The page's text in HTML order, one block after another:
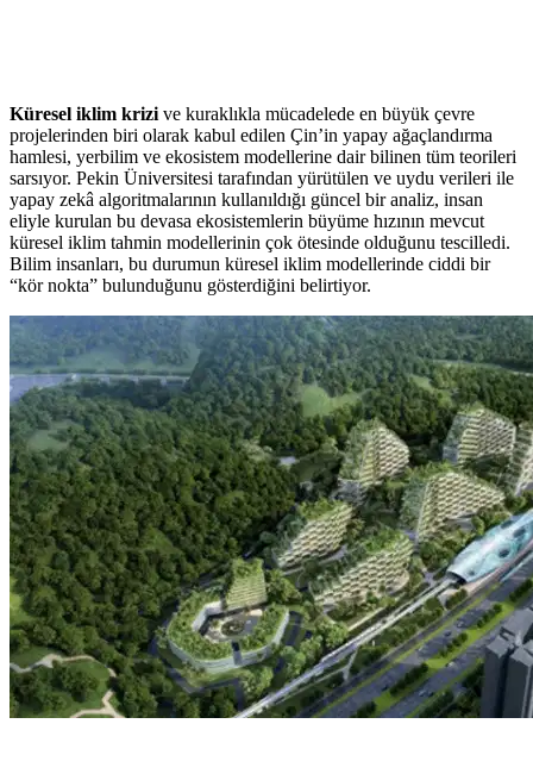
Küresel iklim krizi ve kuraklıkla mücadelede en büyük çevre
projelerinden biri olarak kabul edilen Çin’in yapay ağaçlandırma
hamlesi, yerbilim ve ekosistem modellerine dair bilinen tüm teorileri
sarsıyor. Pekin Üniversitesi tarafından yürütülen ve uydu verileri ile
yapay zekâ algoritmalarının kullanıldığı güncel bir analiz, insan
eliyle kurulan bu devasa ekosistemlerin büyüme hızının mevcut
küresel iklim tahmin modellerinin çok ötesinde olduğunu tescilledi.
Bilim insanları, bu durumun küresel iklim modellerinde ciddi bir
“kör nokta” bulunduğunu gösterdiğini belirtiyor.